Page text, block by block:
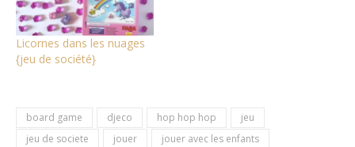
Licornes dans les nuages
{jeu de société}
board game djeco hop hop hop
jeu
jeu de societe
jouer jouer avec les enfants